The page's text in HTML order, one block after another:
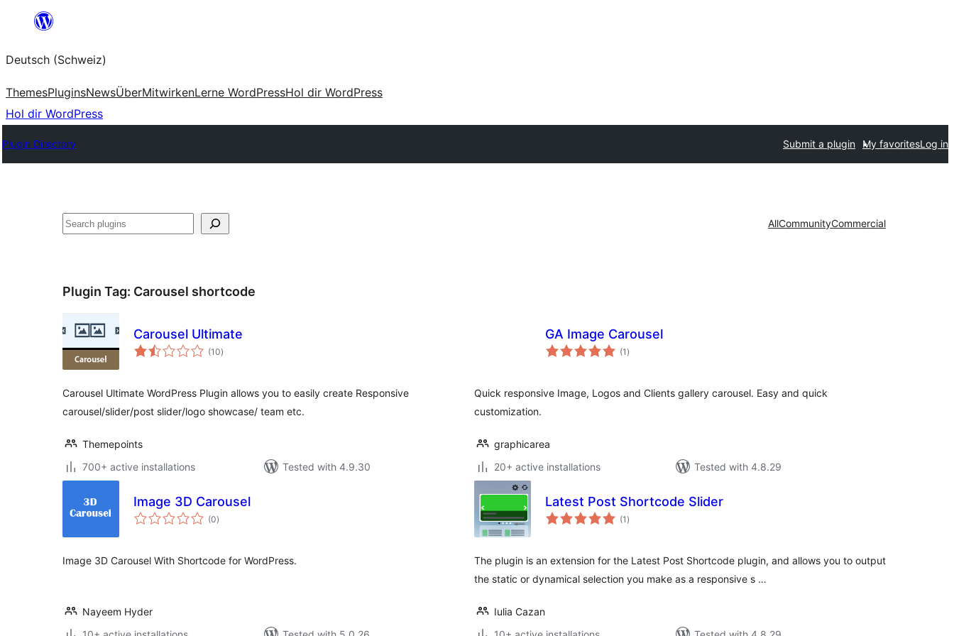
springen
Deutsch (Schweiz)
ThemesPluginsNewsÜberMitwirkenLerne WordPressHol dir WordPress
Hol dir WordPress
Plugin Directory Submit a plugin My favoritesLog in
Suchen AllCommunityCommercial
Plugin Tag: Carousel shortcode
Carousel Ultimate
(10total
ratings
)
Carousel Ultimate WordPress Plugin allows you to easily create Responsive
carousel/slider/post slider/logo showcase/ team etc.
Themepoints
700+ active installations
Tested with 4.9.30
GA Image Carousel
(1 total
ratings
)
Quick responsive Image, Logos and Clients gallery carousel. Easy and quick
customization.
graphicarea
20+ active installations
Tested with 4.8.29
Image 3D Carousel
(0total
ratings
)
Image 3D Carousel With Shortcode for WordPress.
Nayeem Hyder
Latest Post Shortcode Slider
(1 total
ratings
)
The plugin is an extension for the Latest Post Shortcode plugin, and allows you to output
the static or dynamical selection you make as a responsive s …
Iulia Cazan